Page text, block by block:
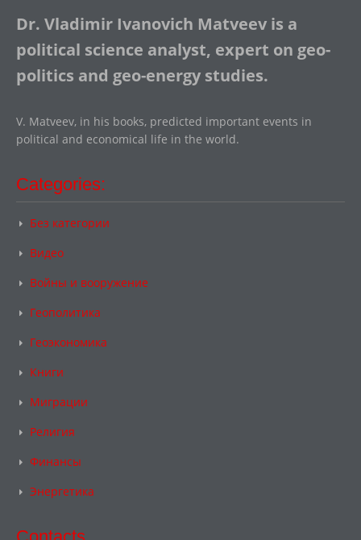
Dr. Vladimir Ivanovich Matveev is a
political science analyst, expert on geo-
politics and geo-energy studies.
V. Matveev, in his books, predicted important events in
political and economical life in the world.
Categories:
Без категории
Видео
Войны и вооружение
Геополитика
Геоэкономика
Книги
Миграции
Религия
Финансы
Энергетика